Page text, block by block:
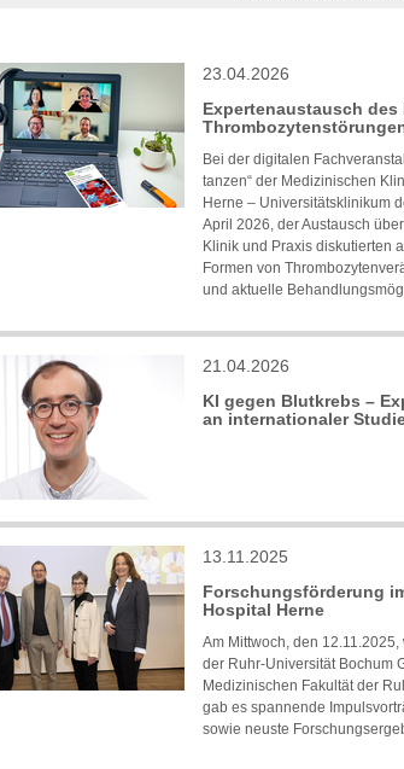
23.04.2026
Expertenaustausch
Bei der digitalen
tanzen“ der Medizinischen
Herne – Universitätsklinikum
April 2026, der Austausch
Klinik und Praxis diskutierten
Formen von
und aktuelle
21.04.2026
KI gegen Blutkrebs –
an internationaler
13.11.2025
Forschungsförderung
Hospital Herne
Am Mittwoch, den
der Ruhr-Universität Bochum
Medizinischen Fakultät der
gab es spannende
sowie neuste